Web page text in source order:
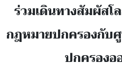
ร่วมเดินทางสัมผัสโ
กฎหมายปกครองกับ
ปกครองอ